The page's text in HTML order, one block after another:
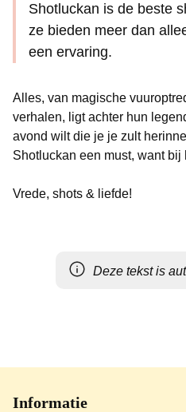
Shotluckan is de beste
ze bieden meer dan
een ervaring.
Alles, van magische
verhalen, ligt achter hun
avond wilt die je je zult
Shotluckan een must, want
Vrede, shots & liefde!
Deze tekst is
Informatie